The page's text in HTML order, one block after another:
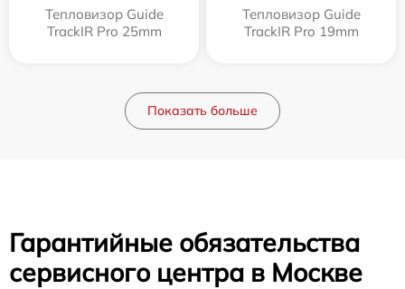
Тепловизор Guide
TrackIR Pro 25mm
Тепловизор Guide
TrackIR Pro 19mm
Показать больше
Гарантийные обязательства
сервисного центра в Москве